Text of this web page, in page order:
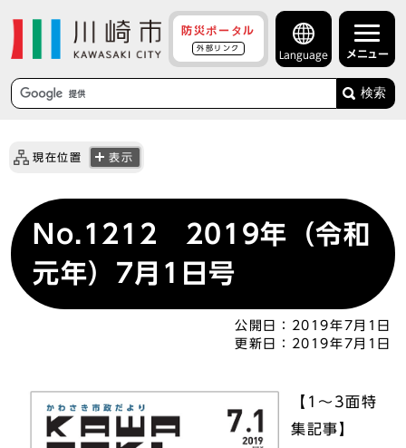
防災ポータル
外部リンク
Language メニュー
検索
現在位置 表示
No.1212 2019年（令和
元年）7月1日号
公開日：
2019年7月1日
更新日：
2019年7月1日
【1～3面特
集記事】